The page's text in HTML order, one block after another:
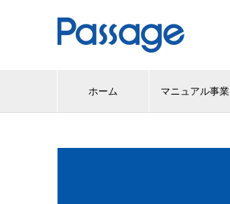
ホーム マニュアル事業